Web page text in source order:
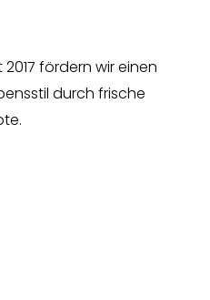
2017 fördern wir einen
durch frische